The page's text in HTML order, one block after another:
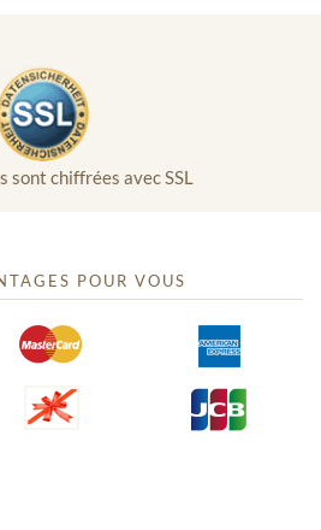
sont chiffrées avec SSL
POUR VOUS